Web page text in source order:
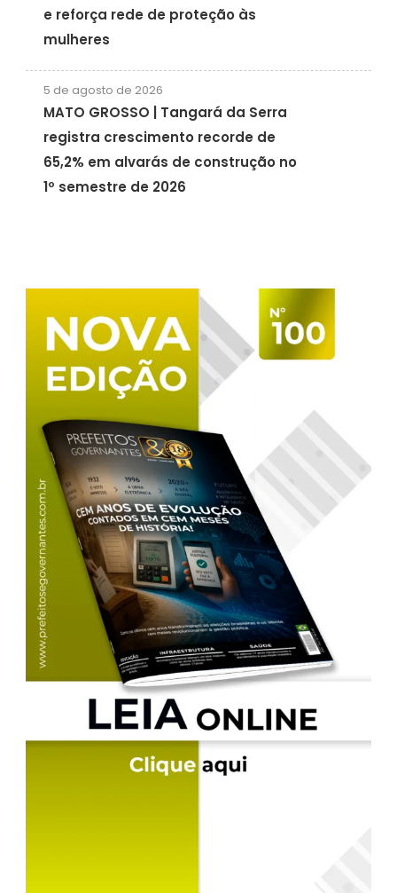
e reforça rede de proteção às
mulheres
5 de agosto de 2026
MATO GROSSO | Tangará da Serra
registra crescimento recorde de
65,2% em alvarás de construção no
1º semestre de 2026